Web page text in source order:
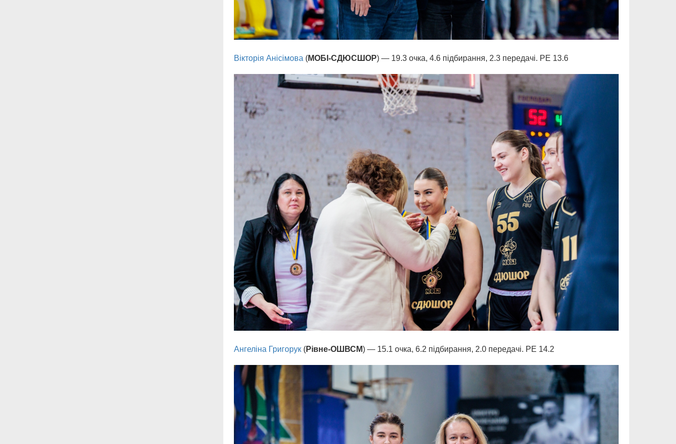
Вікторія Анісімова (МОБІ-СДЮСШОР) — 19.3 очка, 4.6 підбирання, 2.3 передачі. РЕ 13.6
Ангеліна Григорук (Рівне-ОШВСМ) — 15.1 очка, 6.2 підбирання, 2.0 передачі. РЕ 14.2